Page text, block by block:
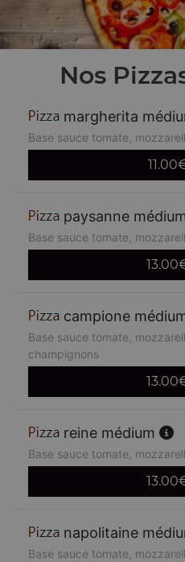
Nos
margherita
Base sauce tomate,
11.00
paysanne
Base sauce tomate,
13.00
campione
Base sauce tomate,
champignons
13.00
reine médium
Base sauce tomate,
13.00
napolitaine
Base sauce tomate,